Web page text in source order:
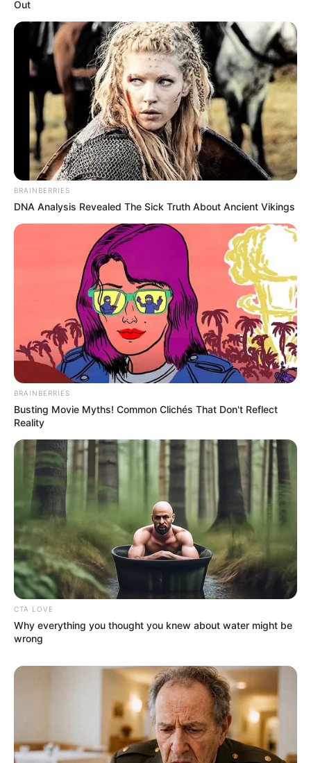
Rámutatott, hogy a következő évtizedekben olyan
kihívások állnak majd az ország előtt, amiket a
politikum egymaga nem tud megoldani, így
Out
BRAINBERRIES
DNA Analysis Revealed The Sick Truth About Ancient Vikings
BRAINBERRIES
Busting Movie Myths! Common Clichés That Don't Reflect
Reality
CTA LOVE
Why everything you thought you knew about water might be
wrong